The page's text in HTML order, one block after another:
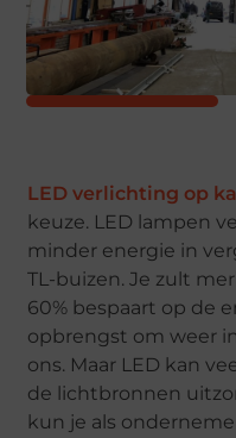
LED verlichting op
keuze. LED lampen
minder energie in
TL-buizen. Je zult
60% bespaart op de
opbrengst om weer
ons. Maar LED kan
de lichtbronnen
kun je als